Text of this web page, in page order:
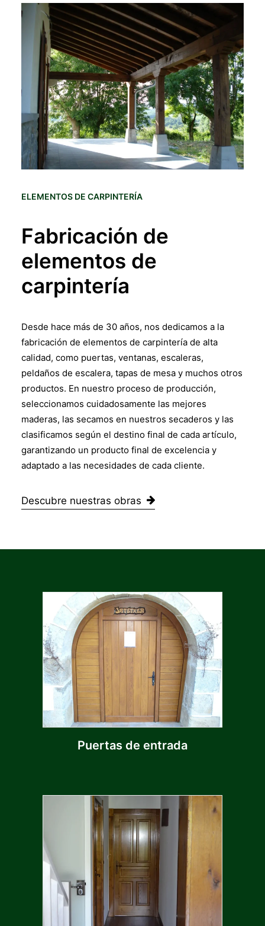
ELEMENTOS DE CARPINTERÍA
Fabricación de
elementos de
carpintería
Desde hace más de 30 años, nos dedicamos a la
fabricación de elementos de carpintería de alta
calidad, como puertas, ventanas, escaleras,
peldaños de escalera, tapas de mesa y muchos otros
productos. En nuestro proceso de producción,
seleccionamos cuidadosamente las mejores
maderas, las secamos en nuestros secaderos y las
clasificamos según el destino final de cada artículo,
garantizando un producto final de excelencia y
adaptado a las necesidades de cada cliente.
Descubre nuestras obras
Puertas de entrada